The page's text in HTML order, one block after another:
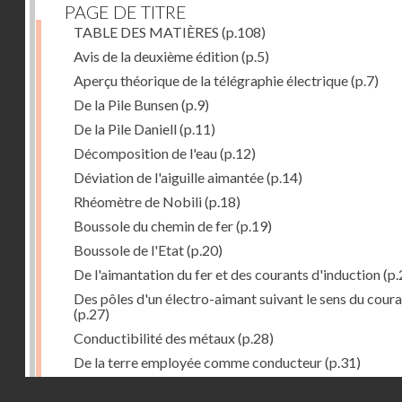
PAGE DE TITRE
TABLE DES MATIÈRES (p.108)
Avis de la deuxième édition(p.5)
Aperçu théorique de la télégraphie électrique(p.7)
De la Pile Bunsen(p.9)
De la Pile Daniell(p.11)
Décomposition de l'eau(p.12)
Déviation de l'aiguille aimantée(p.14)
Rhéomètre de Nobili(p.18)
Boussole du chemin de fer(p.19)
Boussole de l'Etat(p.20)
De l'aimantation du fer et des courants d'induction
Des pôles d'un électro-aimant suivant le sens du
(p.27)
Conductibilité des métaux(p.28)
De la terre employée comme conducteur(p.31)